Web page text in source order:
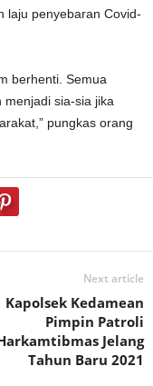
laju penyebaran Covid-
berhenti. Semua
sia-sia jika
pungkas orang
Next article
Kapolsek Kedamean
Pimpin Patroli
Jelang
Tahun Baru 2021